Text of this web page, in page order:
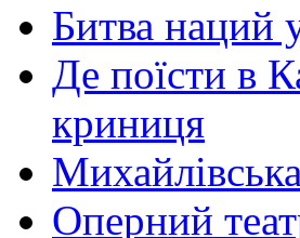
Битва наций
Де поїсти в
криниця
Оперний